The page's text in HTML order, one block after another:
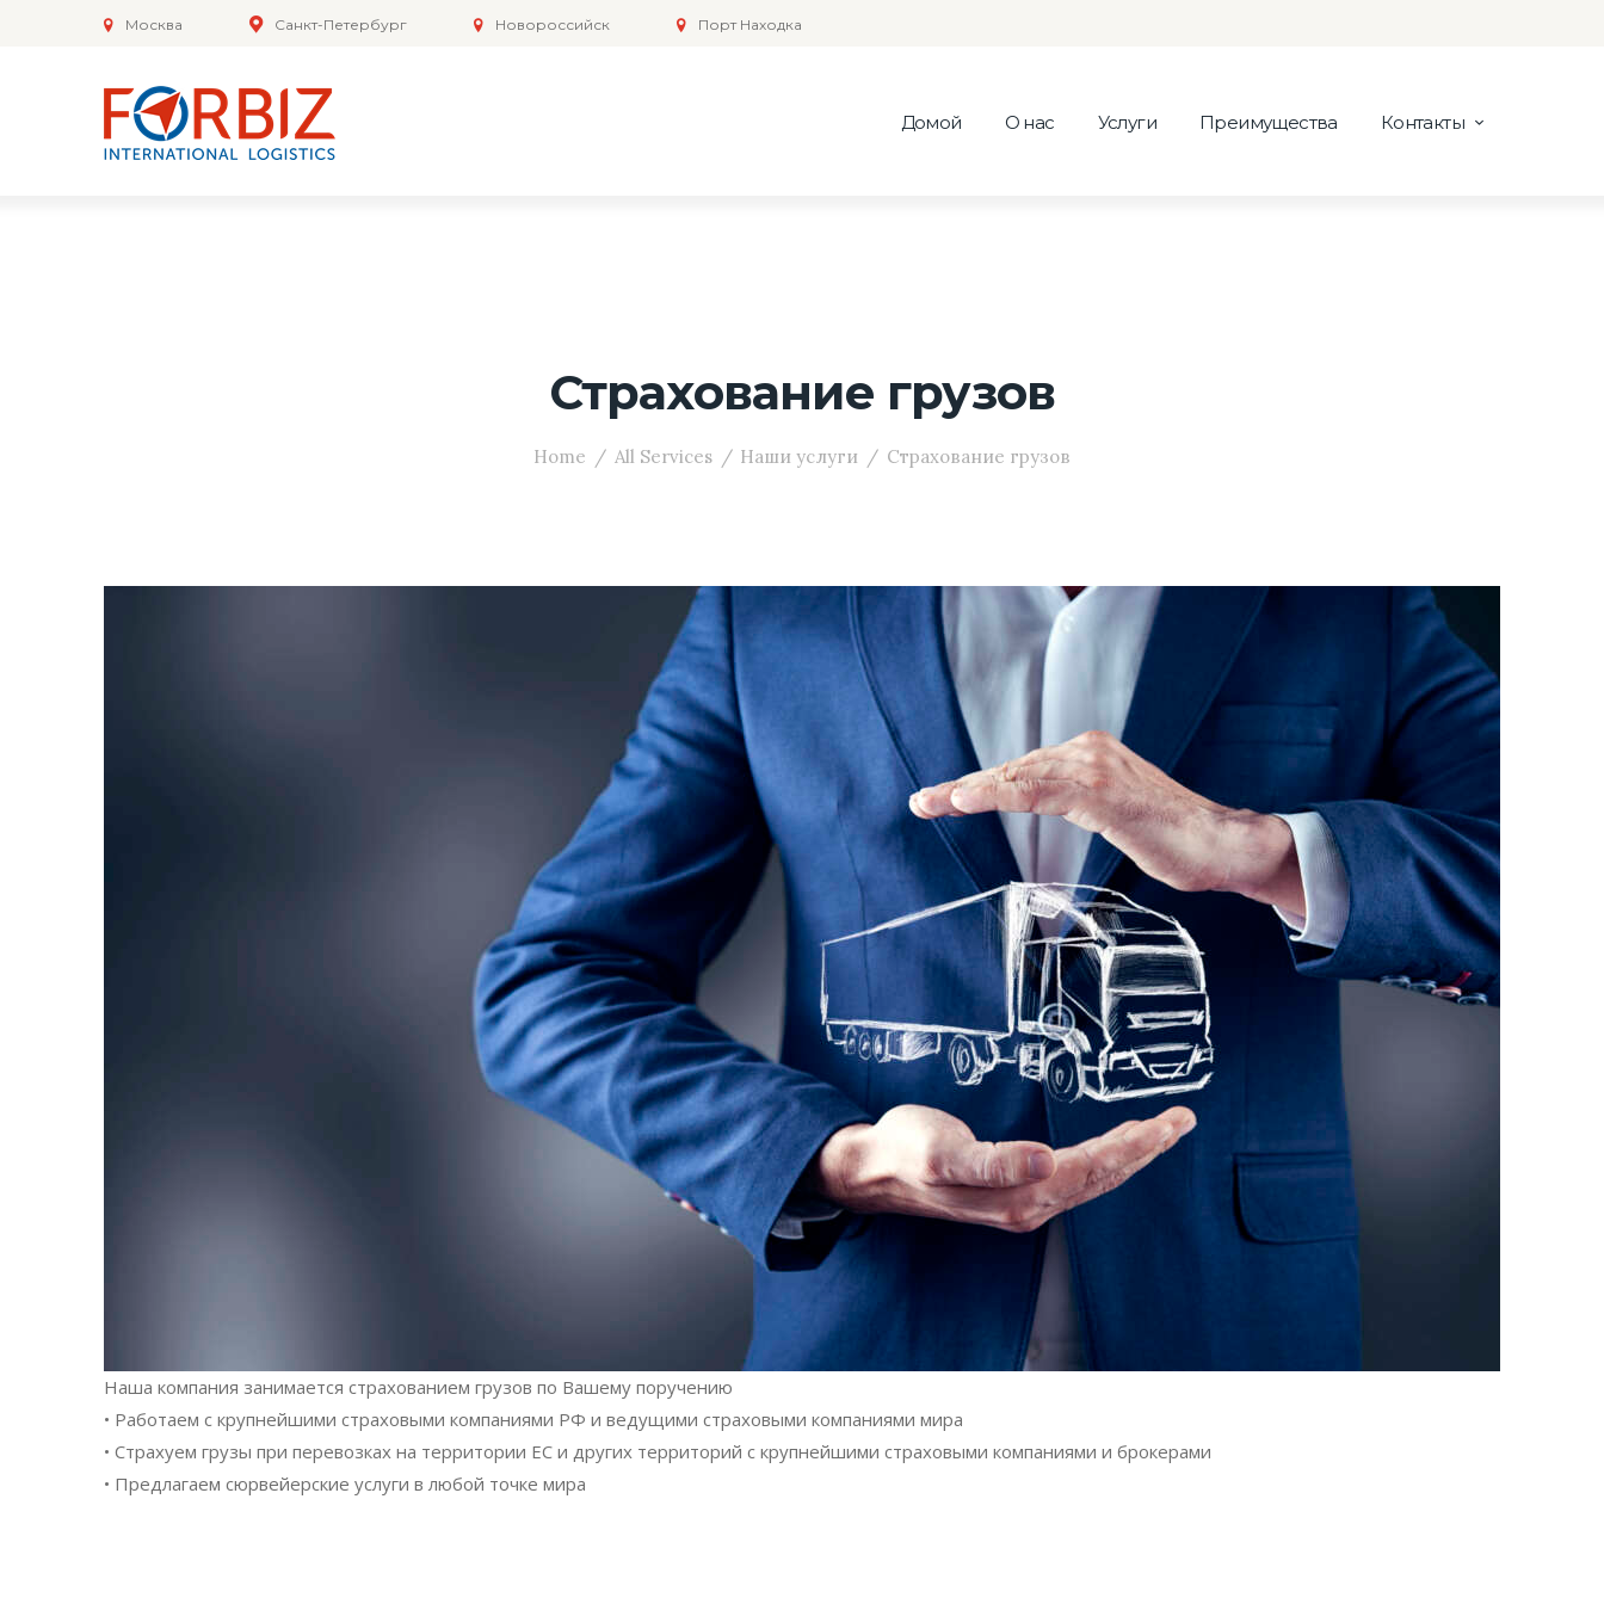
Москва Санкт-Петербург Новороссийск Порт Находка
Домой О нас Услуги Преимущества Контакты
Страхование грузов
Home All Services Наши услуги Страхование грузов
Наша компания занимается страхованием грузов по Вашему поручению
• Работаем с крупнейшими страховыми компаниями РФ и ведущими страховыми компаниями мира
• Страхуем грузы при перевозках на территории ЕС и других территорий с крупнейшими страховыми компаниями и брокерами
• Предлагаем сюрвейерские услуги в любой точке мира